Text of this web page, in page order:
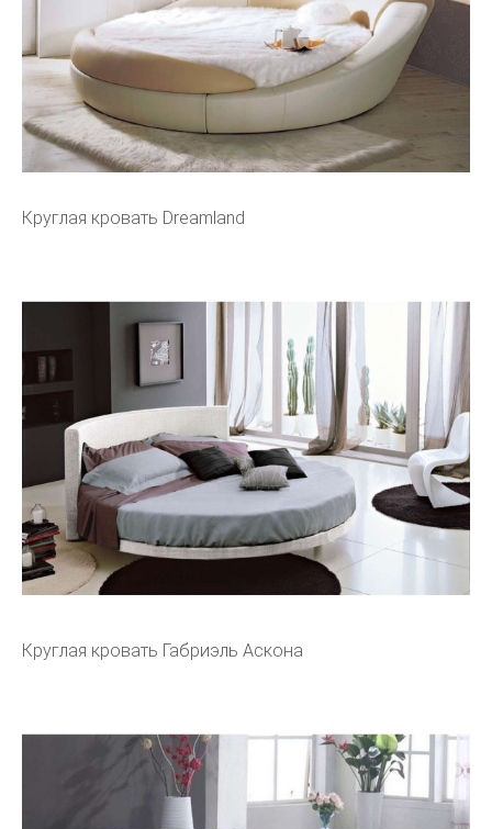
Круглая кровать Dreamland
Круглая кровать Габриэль Аскона